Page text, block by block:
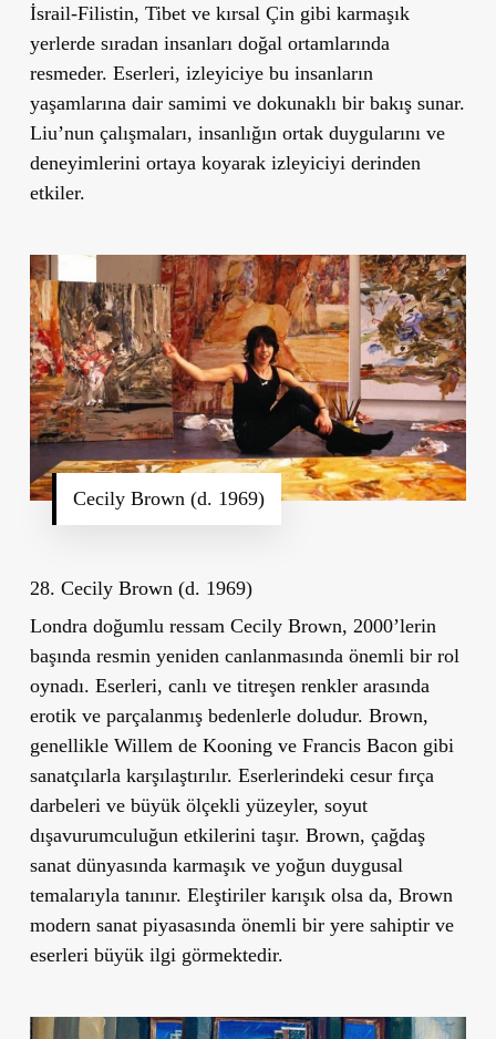
İsrail-Filistin, Tibet ve kırsal Çin gibi karmaşık
yerlerde sıradan insanları doğal ortamlarında
resmeder. Eserleri, izleyiciye bu insanların
yaşamlarına dair samimi ve dokunaklı bir bakış sunar.
Liu’nun çalışmaları, insanlığın ortak duygularını ve
deneyimlerini ortaya koyarak izleyiciyi derinden
etkiler.
Cecily Brown (d. 1969)
28. Cecily Brown (d. 1969)
Londra doğumlu ressam Cecily Brown, 2000’lerin
başında resmin yeniden canlanmasında önemli bir rol
oynadı. Eserleri, canlı ve titreşen renkler arasında
erotik ve parçalanmış bedenlerle doludur. Brown,
genellikle Willem de Kooning ve Francis Bacon gibi
sanatçılarla karşılaştırılır. Eserlerindeki cesur fırça
darbeleri ve büyük ölçekli yüzeyler, soyut
dışavurumculuğun etkilerini taşır. Brown, çağdaş
sanat dünyasında karmaşık ve yoğun duygusal
temalarıyla tanınır. Eleştiriler karışık olsa da, Brown
modern sanat piyasasında önemli bir yere sahiptir ve
eserleri büyük ilgi görmektedir.